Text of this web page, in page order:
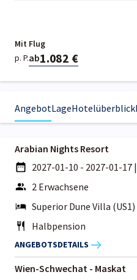
Mit Flug
p. P.ab1.082 €
AngebotLageHotelüberblick
Arabian Nights Resort
2027-01-10 - 2027-01-17 |
2 Erwachsene
Superior Dune Villa (US1)
Halbpension
ANGEBOTSDETAILS
Wien-Schwechat - Maskat